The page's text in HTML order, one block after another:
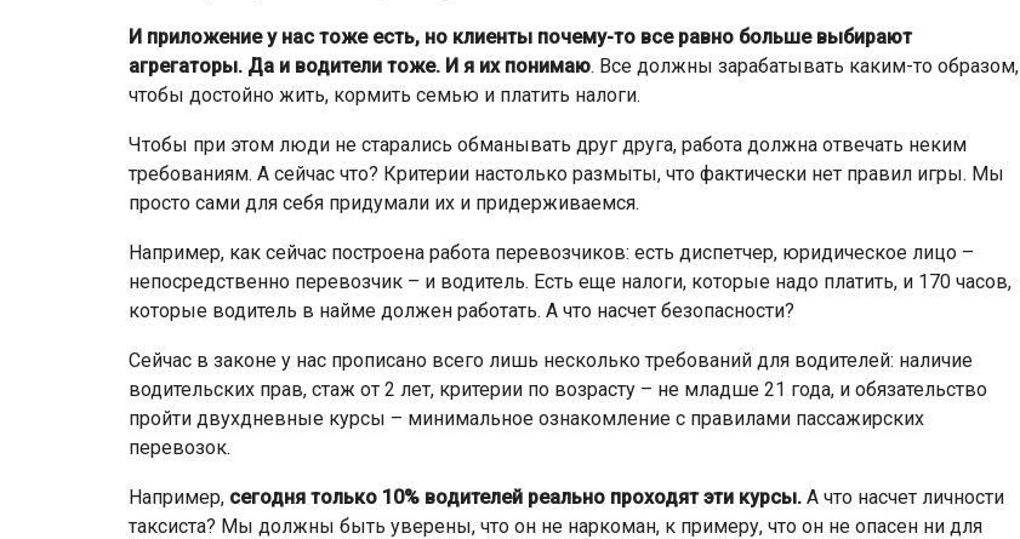
И приложение у нас тоже есть, но клиенты почему-то все равно больше выбирают
агрегаторы. Да и водители тоже. И я их понимаю. Все должны зарабатывать каким-то образом,
чтобы достойно жить, кормить семью и платить налоги.
Чтобы при этом люди не старались обманывать друг друга, работа должна отвечать неким
требованиям. А сейчас что? Критерии настолько размыты, что фактически нет правил игры. Мы
просто сами для себя придумали их и придерживаемся.
Например, как сейчас построена работа перевозчиков: есть диспетчер, юридическое лицо –
непосредственно перевозчик – и водитель. Есть еще налоги, которые надо платить, и 170 часов,
которые водитель в найме должен работать. А что насчет безопасности?
Сейчас в законе у нас прописано всего лишь несколько требований для водителей: наличие
водительских прав, стаж от 2 лет, критерии по возрасту – не младше 21 года, и обязательство
пройти двухдневные курсы – минимальное ознакомление с правилами пассажирских
перевозок.
Например, сегодня только 10% водителей реально проходят эти курсы. А что насчет личности
таксиста? Мы должны быть уверены, что он не наркоман, к примеру, что он не опасен ни для